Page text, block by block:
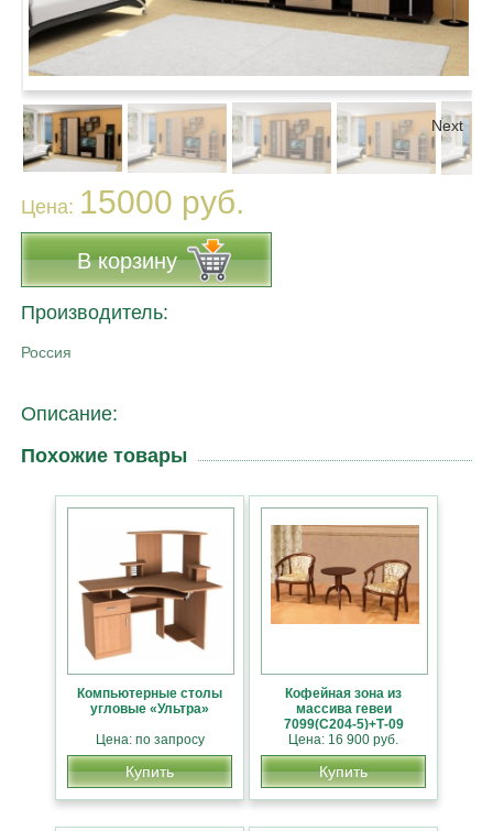
Next
Цена: 15000 руб.
В корзину
Производитель:
Россия
Описание:
Похожие товары
Компьютерные столы
угловые «Ультра»
Цена: по запросу
Купить
Кофейная зона из
массива гевеи
7099(С204-5)+Т-09
Цена: 16 900 руб.
Купить